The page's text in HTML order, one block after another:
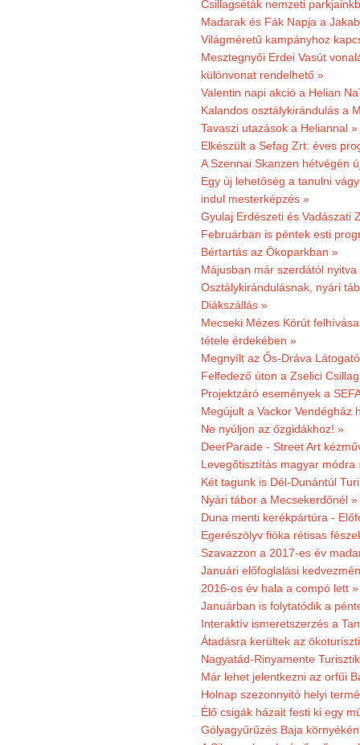
Csillagséták nemzeti
Madarak és Fák Napja a
Világméretű kampányhoz
Mesztegnyői Erdei Vasút
különvonat rendelhető »
Valentin napi akció a Helian
Kalandos osztálykirándulás a
Tavaszi utazások a Heliannal »
Elkészült a Sefag Zrt. éves
A Szennai Skanzen hétvégén
Egy új lehetőség a tanulni
indul mesterképzés »
Gyulaj Erdészeti és Vadászati
Februárban is péntek esti
Bértartás az Ökoparkban »
Májusban már szerdától
Osztálykirándulásnak, nyári
Diákszállás »
Mecseki Mézes Körút
tétele érdekében »
Megnyílt az Ős-Dráva
Felfedező úton a Zselici
Projektzáró események a
Megújult a Vackor Vendégház
Ne nyúljon az őzgidákhoz! »
DeerParade - Street Art
Levegőtisztítás magyar módra
Két tagunk is Dél-Dunántúl
Nyári tábor a Mecsekerdőnél »
Duna menti kerékpártúra -
Egerészölyv fióka rétisas
Szavazzon a 2017-es év
Januári előfoglalási
2016-os év hala a compó lett »
Januárban is folytatódik a
Interaktív ismeretszerzés a
Átadásra kerültek az
Nagyatád-Rinyamente
Már lehet jelentkezni az orfűi
Holnap szezonnyitó helyi
Élő csigák házait festi ki egy
Gólyagyűrűzés Baja